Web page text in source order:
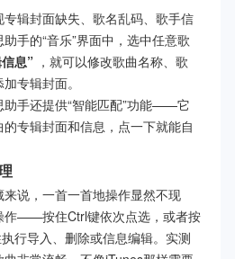
辑封面缺失、歌名乱码、歌手信
手的“音乐”界面中，选中任意歌
息” ，就可以修改歌曲名称、歌
专辑封面。
助手还提供“智能匹配”功能——它
专辑封面和信息，点一下就能自
说，一首一首地操作显然不现
作——按住Ctrl键依次点选，或者按
行导入、删除或信息编辑。实测